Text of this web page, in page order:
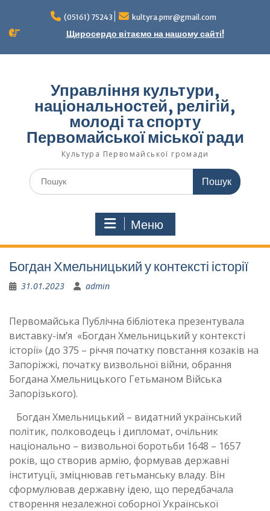
вмісту
(05161) 75243 kultyra.pmr@gmail.com
Щиросердо вітаємо на нашому сайті!
Управління культури,
національностей, релігій,
молоді та спорту
Первомайської міської ради
Культура Первомайcької громади
Шукати:
Меню
Богдан Хмельницький у контексті історії
31.01.2023 admin
Первомайська Публічна бібліотека презентувала
виставку-ім’я «Богдан Хмельницький у контексті
історії» (до 375 – річчя початку повстання козаків на
Запоріжжі, початку визвольної війни, обрання
Богдана Хмельницького Гетьманом Війська
Запорізького).
Богдан Хмельницький – видатний український
політик, полководець і дипломат, очільник
національно – визвольної боротьби 1648 – 1657
років, що створив армію, формував державні
інституції, зміцнював гетьманську владу. Він
сформулював державну ідею, що передбачала
створення незалежної соборної Української